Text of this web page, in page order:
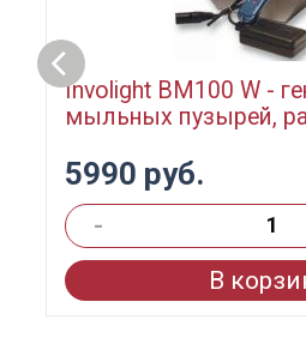
Involight BM100 W -
мыльных пузырей,
5990 руб.
-
В